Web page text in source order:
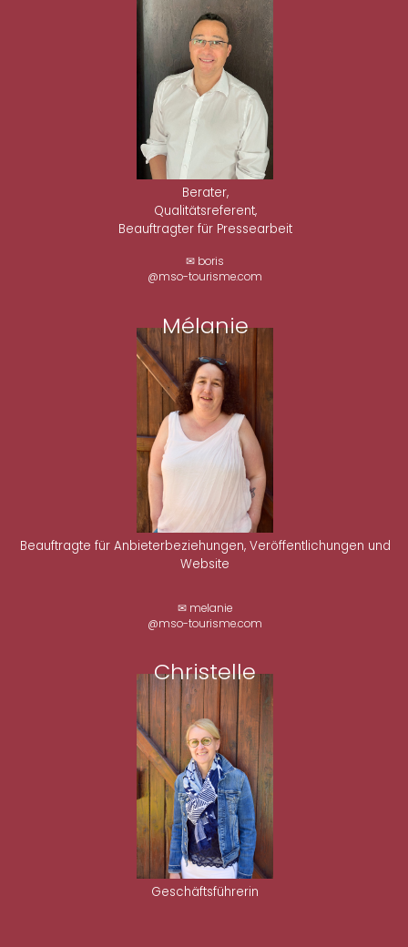
Berater,
Qualitätsreferent,
Beauftragter für Pressearbeit
✉ boris
@mso-tourisme.com
Mélanie
Beauftragte für Anbieterbeziehungen, Veröffentlichungen und
Website
✉ melanie
@mso-tourisme.com
Christelle
Geschäftsführerin